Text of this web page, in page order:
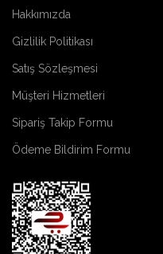
Hakkımızda
Gizlilik Politikası
Satış Sözleşmesi
Müşteri Hizmetleri
Sipariş Takip Formu
Ödeme Bildirim Formu